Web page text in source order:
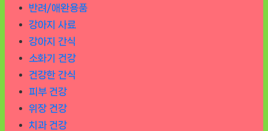
반려/애완용품
강아지 사료
강아지 간식
소화기 건강
건강한 간식
피부 건강
위장 건강
치과 건강